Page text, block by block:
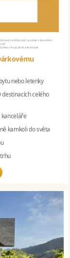
nebo letenky
celého
kamkoli do světa